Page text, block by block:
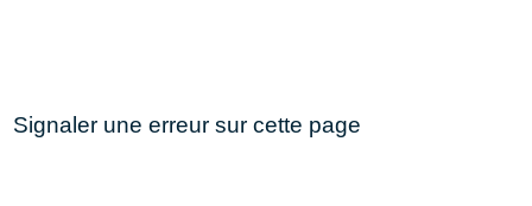
Signaler une erreur sur cette page